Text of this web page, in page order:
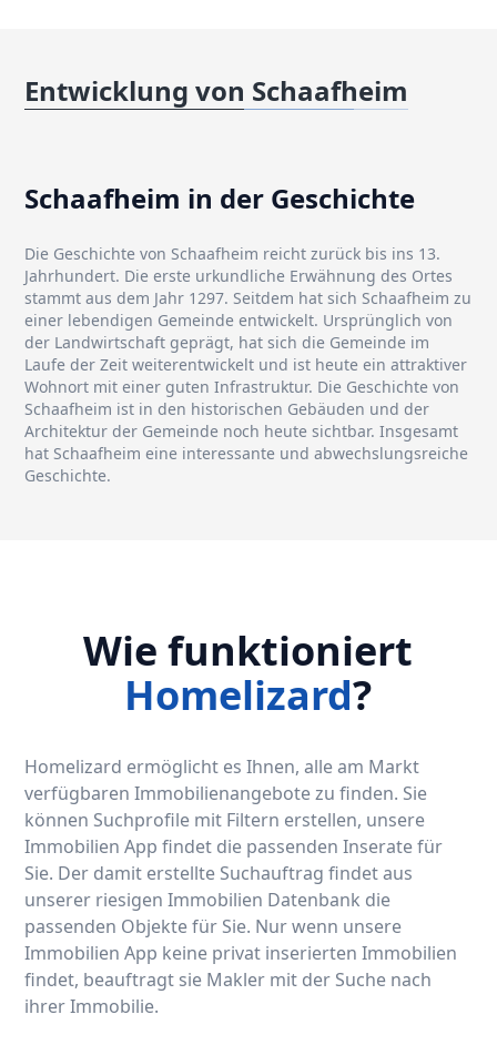
Entwicklung von Schaafheim
Schaafheim in der Geschichte
Die Geschichte von Schaafheim reicht zurück bis ins 13.
Jahrhundert. Die erste urkundliche Erwähnung des Ortes
stammt aus dem Jahr 1297. Seitdem hat sich Schaafheim zu
einer lebendigen Gemeinde entwickelt. Ursprünglich von
der Landwirtschaft geprägt, hat sich die Gemeinde im
Laufe der Zeit weiterentwickelt und ist heute ein attraktiver
Wohnort mit einer guten Infrastruktur. Die Geschichte von
Schaafheim ist in den historischen Gebäuden und der
Architektur der Gemeinde noch heute sichtbar. Insgesamt
hat Schaafheim eine interessante und abwechslungsreiche
Geschichte.
Wie funktioniert
Homelizard?
Homelizard ermöglicht es Ihnen, alle am Markt
verfügbaren Immobilienangebote zu finden. Sie
können Suchprofile mit Filtern erstellen, unsere
Immobilien App findet die passenden Inserate für
Sie. Der damit erstellte Suchauftrag findet aus
unserer riesigen Immobilien Datenbank die
passenden Objekte für Sie. Nur wenn unsere
Immobilien App keine privat inserierten Immobilien
findet, beauftragt sie Makler mit der Suche nach
ihrer Immobilie.